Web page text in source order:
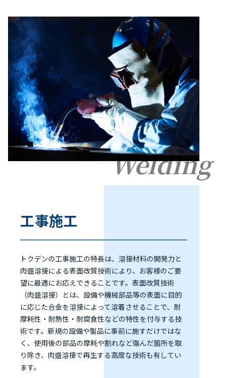
Welding
工事施工
トクデンの工事施工の特長は、溶接材料の開発力と
肉盛溶接による表面改質技術により、お客様のご要
望に最適にお応えできることです。表面改質技術
（肉盛溶接）とは、設備や機械部品等の表面に目的
に応じた合金を溶接によって溶着させることで、耐
摩耗性・耐熱性・耐腐食性などの特性を付与する技
術です。新規の設備や製品に事前に施すだけではな
く、使用後の部品の摩耗や割れなど傷んだ箇所を取
り除き、肉盛溶接で再生する高度な技術も有してい
ます。